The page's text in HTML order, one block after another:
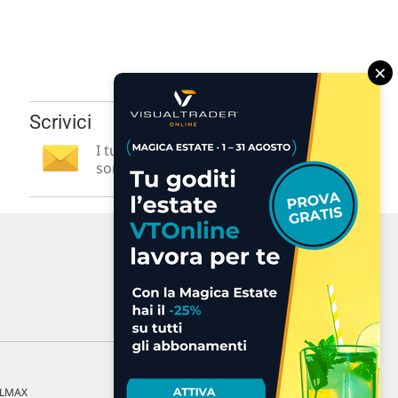
Scrivici
I tuoi suggerimenti per noi
sono preziosi e molto utili! »
×